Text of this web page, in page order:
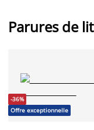
Parures de
-36%
Offre exceptionnelle